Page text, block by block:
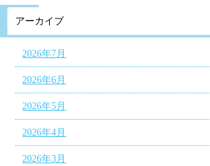
アーカイブ
2026年7月
2026年6月
2026年5月
2026年4月
2026年3月